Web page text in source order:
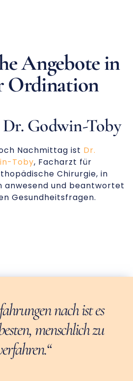
Angebote in
Ordination
Godwin-Toby
Nachmittag ist Dr.
Toby, Facharzt für
Chirurgie, in
anwesend und beantwortet
Gesundheitsfragen.
nach ist es
menschlich zu